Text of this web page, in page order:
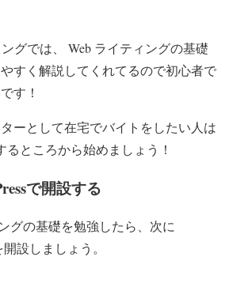
グでは、 Web ライティングの基礎
すく解説してくれてるので初心者で
す！
ーとして在宅でバイトをしたい人は
るところから始めましょう！
で開設する
グの基礎を勉強したら、次に
設しましょう。